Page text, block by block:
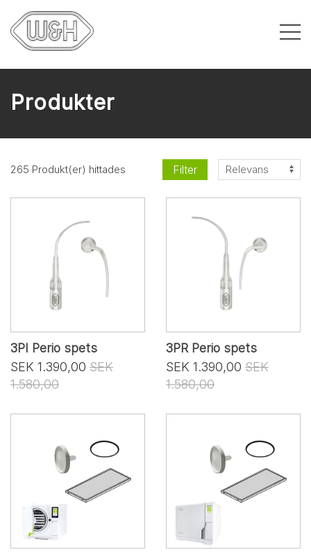
Produkter
265 Produkt(er) hittades Filter
3PI Perio spets
SEK 1.390,00 SEK
1.580,00
3PR Perio spets
SEK 1.390,00 SEK
1.580,00